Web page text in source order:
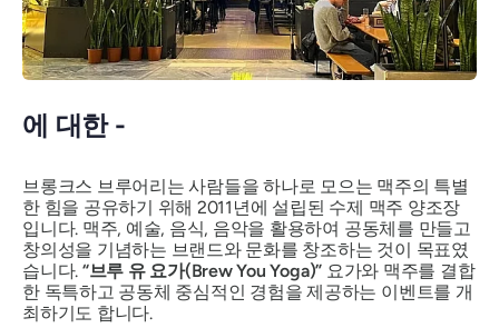
에 대한 -
브롱크스 브루어리는 사람들을 하나로 모으는 맥주의 특별
한 힘을 공유하기 위해 2011년에 설립된 수제 맥주 양조장
입니다. 맥주, 예술, 음식, 음악을 활용하여 공동체를 만들고
창의성을 기념하는 브랜드와 문화를 창조하는 것이 목표였
습니다. “브루 유 요가(Brew You Yoga)” 요가와 맥주를 결합
한 독특하고 공동체 중심적인 경험을 제공하는 이벤트를 개
최하기도 합니다.